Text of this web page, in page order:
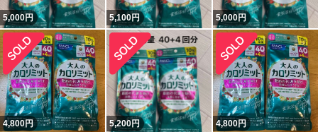
5,000円 5,100円 5,000円
4,800円 5,200円 4,800円